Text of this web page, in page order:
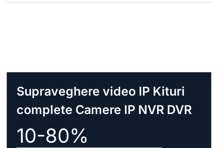
Supraveghere video IP Kituri
complete Camere IP NVR DVR
10-80%